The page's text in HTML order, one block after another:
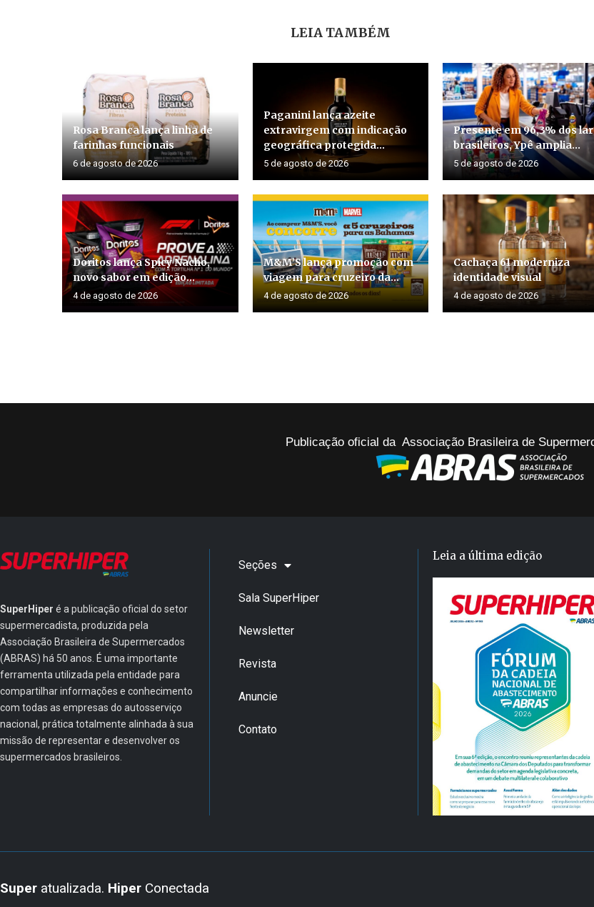
LEIA TAMBÉM
Rosa Branca lança linha de
farinhas funcionais
6 de agosto de 2026
Paganini lança azeite
extravirgem com indicação
geográfica protegida...
5 de agosto de 2026
Presente em 96,3% dos
brasileiros, Ypê amplia...
5 de agosto de 2026
Doritos lança Spicy Nacho,
novo sabor em edição...
4 de agosto de 2026
M&M’S lança promoção com
viagem para cruzeiro da...
4 de agosto de 2026
Cachaça 61 moderniza
identidade visual
4 de agosto de 2026
Publicação oficial da Associação Brasileira de
SuperHiper é a publicação oficial do setor
supermercadista, produzida pela
Associação Brasileira de Supermercados
(ABRAS) há 50 anos. É uma importante
ferramenta utilizada pela entidade para
compartilhar informações e conhecimento
com todas as empresas do autosserviço
nacional, prática totalmente alinhada à sua
missão de representar e desenvolver os
supermercados brasileiros.
Seções
Sala SuperHiper
Newsletter
Revista
Anuncie
Contato
Leia a última edição
Super atualizada. Hiper Conectada